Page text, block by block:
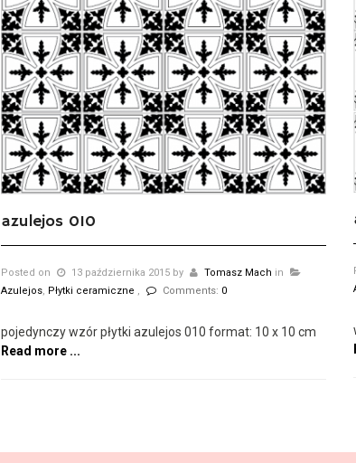
azulejos 010
Posted on 13 października 2015 by Tomasz Mach in
Azulejos, Płytki ceramiczne , Comments: 0
pojedynczy wzór płytki azulejos 010 format: 10 x 10 cm
Read more ...